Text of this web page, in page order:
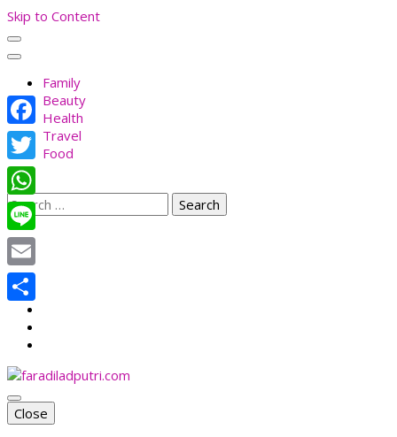
Skip to Content
Family
Beauty
Health
Travel
Food
Search
for:
faradiladputri.com
Indonesian Millennial Mom and Lifestyle Blogger
Close
Facebook
Twitter
WhatsApp
Line
Email
Share